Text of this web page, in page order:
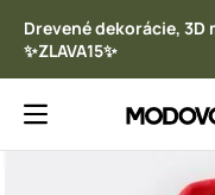
Drevené dekorácie, 3D
✨ZLAVA15✨